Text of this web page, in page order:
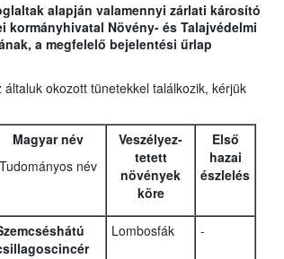
alapján valamennyi zárlati károsító
Növény- és Talajvédelmi
a megfelelő bejelentési űrlap
okozott tünetekkel találkozik, kérjük
Magyar név
Tudományos név
Veszélyez-
tetett
növények
köre
Első
hazai
észlelés
Lombosfák -